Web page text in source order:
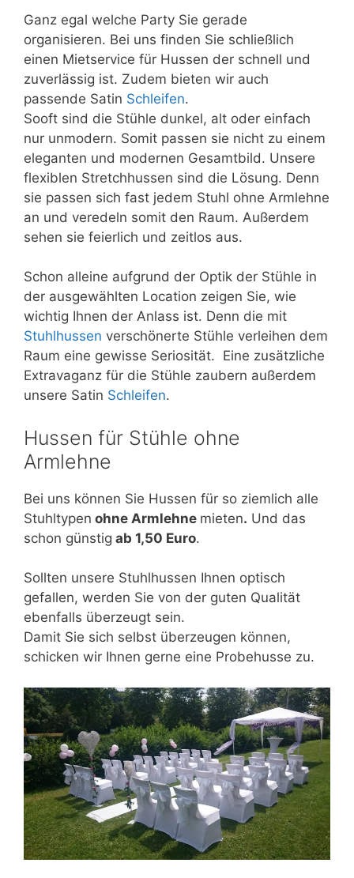
Ganz egal welche Party Sie gerade
organisieren. Bei uns finden Sie schließlich
einen Mietservice für Hussen der schnell und
zuverlässig ist. Zudem bieten wir auch
passende Satin Schleifen.
Sooft sind die Stühle dunkel, alt oder einfach
nur unmodern. Somit passen sie nicht zu einem
eleganten und modernen Gesamtbild. Unsere
flexiblen Stretchhussen sind die Lösung. Denn
sie passen sich fast jedem Stuhl ohne Armlehne
an und veredeln somit den Raum. Außerdem
sehen sie feierlich und zeitlos aus.
Schon alleine aufgrund der Optik der Stühle in
der ausgewählten Location zeigen Sie, wie
wichtig Ihnen der Anlass ist. Denn die mit
Stuhlhussen verschönerte Stühle verleihen dem
Raum eine gewisse Seriosität. Eine zusätzliche
Extravaganz für die Stühle zaubern außerdem
unsere Satin Schleifen.
Hussen für Stühle ohne
Armlehne
Bei uns können Sie Hussen für so ziemlich alle
Stuhltypen ohne Armlehne mieten. Und das
schon günstig ab 1,50 Euro.
Sollten unsere Stuhlhussen Ihnen optisch
gefallen, werden Sie von der guten Qualität
ebenfalls überzeugt sein.
Damit Sie sich selbst überzeugen können,
schicken wir Ihnen gerne eine Probehusse zu.